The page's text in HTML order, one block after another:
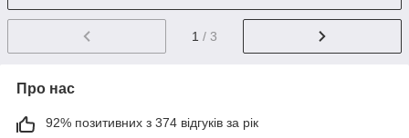
1 / 3
Про нас
92% позитивних з 374 відгуків за рік